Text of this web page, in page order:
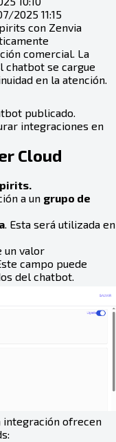
2025 11:15
con Zenvia
comercial. La
se cargue
en la atención.
publicado.
integraciones en
Cloud
a un grupo de
. Esta será utilizada en
un valor
campo puede
del chatbot.
integración ofrecen